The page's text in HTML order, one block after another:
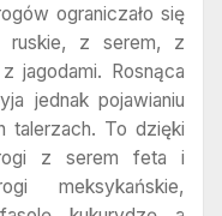
ograniczało się
ruskie, z serem, z
jagodami. Rosnąca
jednak pojawianiu
talerzach. To dzięki
z serem feta i
meksykańskie,